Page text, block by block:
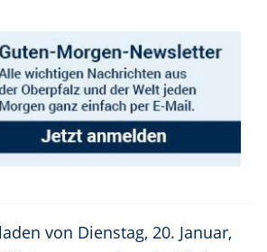
von Dienstag, 20. Januar,